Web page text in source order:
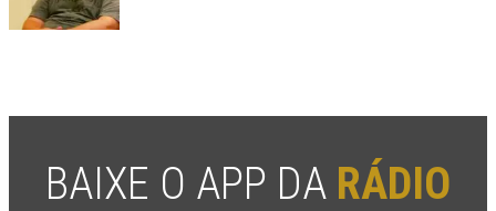
BAIXE O APP DA RÁDIO